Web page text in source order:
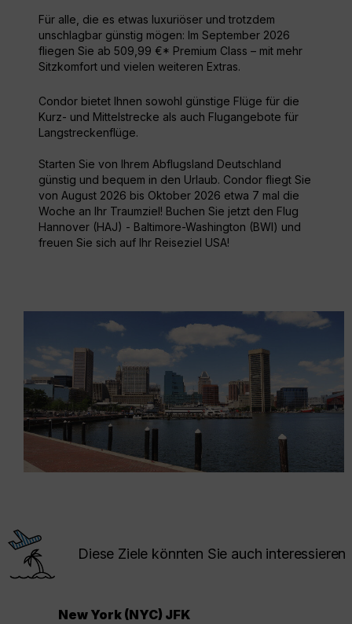
Für alle, die es etwas luxuriöser und trotzdem
unschlagbar günstig mögen: Im September 2026
fliegen Sie ab 509,99 €* Premium Class – mit mehr
Sitzkomfort und vielen weiteren Extras.
Condor bietet Ihnen sowohl günstige Flüge für die
Kurz- und Mittelstrecke als auch Flugangebote für
Langstreckenflüge.
Starten Sie von Ihrem Abflugsland Deutschland
günstig und bequem in den Urlaub. Condor fliegt Sie
von August 2026 bis Oktober 2026 etwa 7 mal die
Woche an Ihr Traumziel! Buchen Sie jetzt den Flug
Hannover (HAJ) - Baltimore-Washington (BWI) und
freuen Sie sich auf Ihr Reiseziel USA!
Diese Ziele könnten Sie auch interessieren
New York (NYC) JFK